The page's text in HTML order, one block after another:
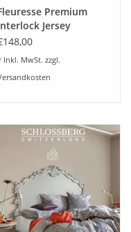
Premium
Jersey
74318
Inkl. MwSt. zzgl.